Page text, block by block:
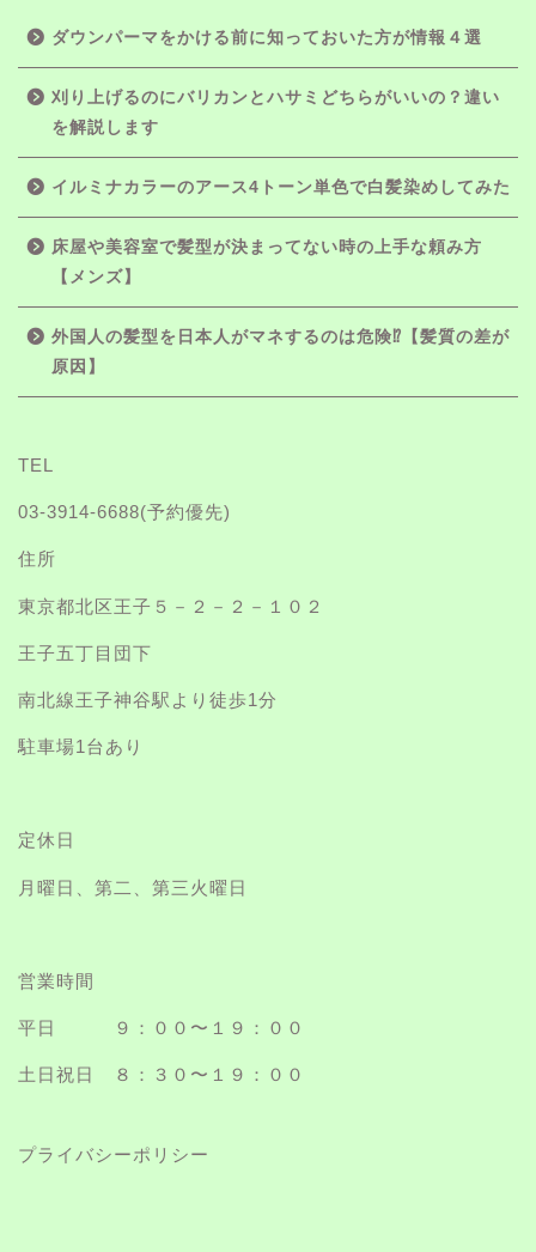
ダウンパーマをかける前に知っておいた方が情報４選
刈り上げるのにバリカンとハサミどちらがいいの？違い
を解説します
イルミナカラーのアース4トーン単色で白髪染めしてみた
床屋や美容室で髪型が決まってない時の上手な頼み方
【メンズ】
外国人の髪型を日本人がマネするのは危険⁉【髪質の差が
原因】
TEL
03-3914-6688(予約優先)
住所
東京都北区王子５－２－２－１０２
王子五丁目団下
南北線王子神谷駅より徒歩1分
駐車場1台あり
定休日
月曜日、第二、第三火曜日
営業時間
平日 ９：００〜１９：００
土日祝日 ８：３０〜１９：００
プライバシーポリシー